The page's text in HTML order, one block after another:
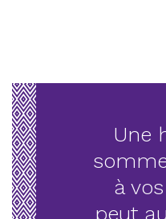
Une
à
peut